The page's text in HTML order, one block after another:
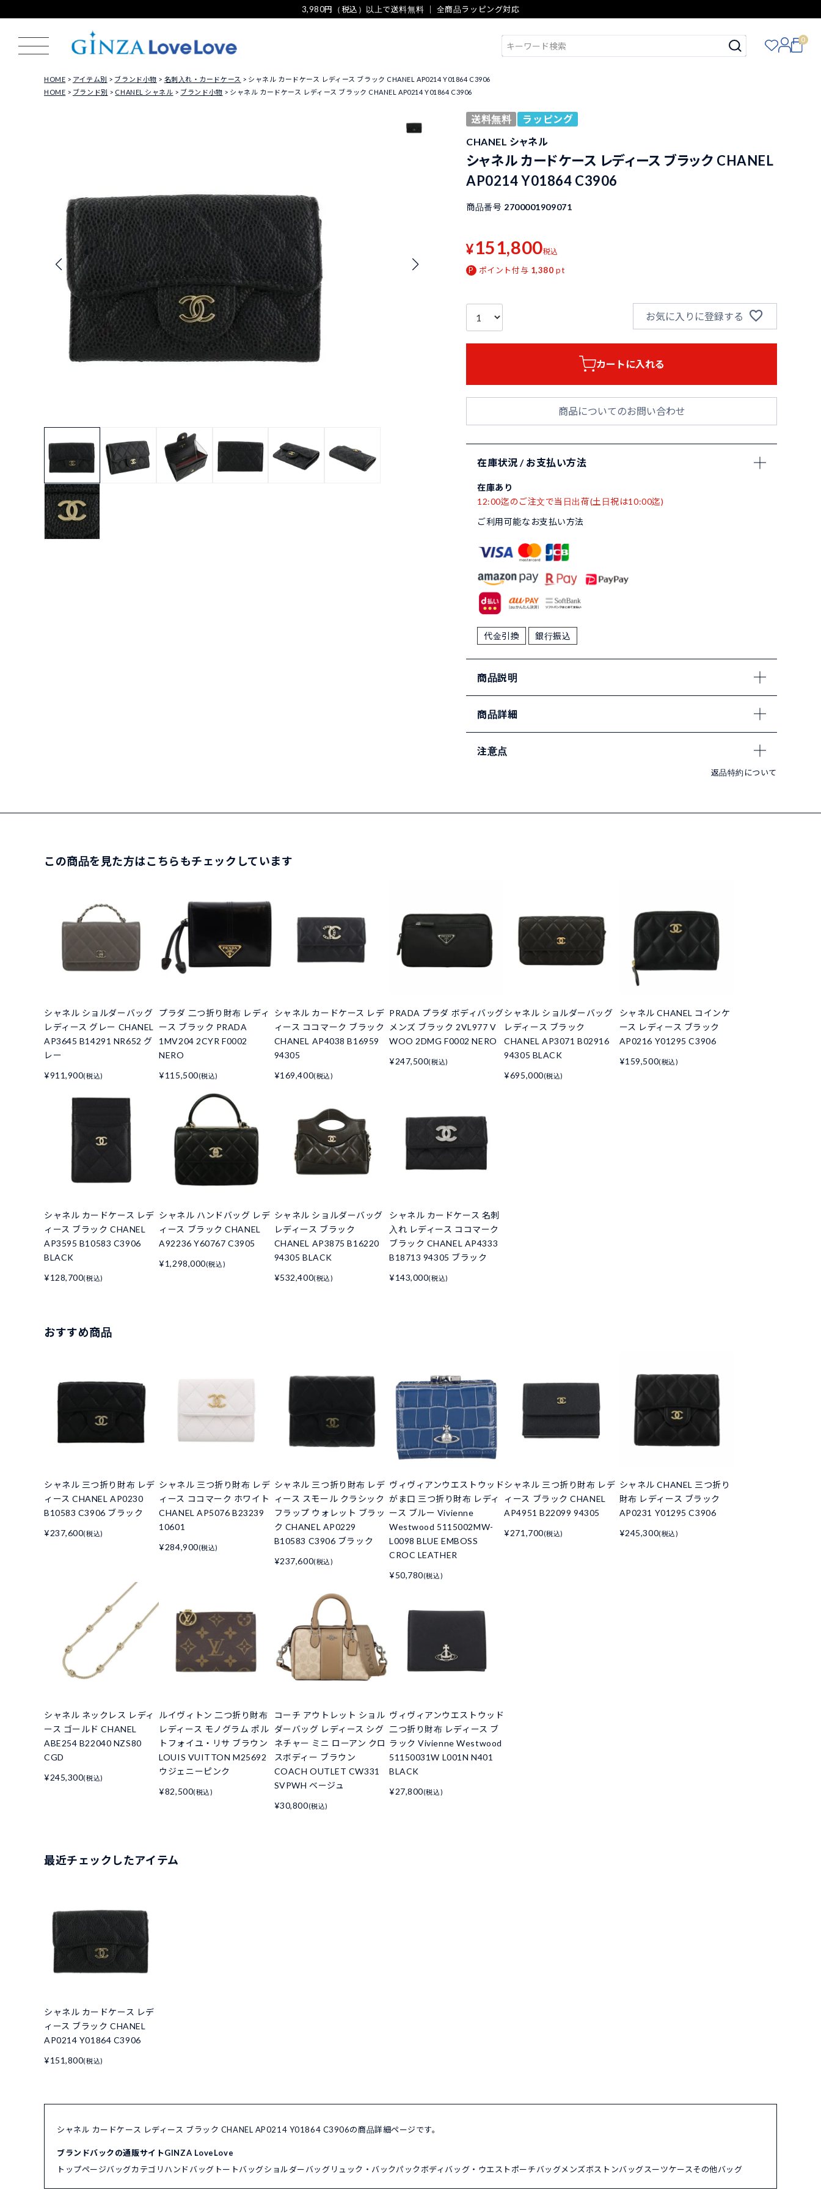
3,980円（税込）以上で送料無料 ｜ 全商品ラッピング対応
0
HOME アイテム別 ブランド小物 名刺入れ・カードケース
シャネル カードケース レディース ブラック CHANEL AP0214 Y01864 C3906
HOME
ブランド別 CHANEL シャネル ブランド小物 シャネル カードケース レディース ブラック CHANEL AP0214 Y01864 C3906
送料無料
ラッピング
CHANEL シャネル
シャネル カードケース レディース ブラック CHANEL
AP0214 Y01864 C3906
商品番号 2700001909071
¥151,800税込
ポイント付与 1,380 pt
お気に入りに登録する
カートに入れる
商品についてのお問い合わせ
在庫状況 / お支払い方法
在庫あり
12:00迄のご注文で当日出荷(土日祝は10:00迄)
ご利用可能なお支払い方法
代金引換 銀行振込
商品説明
商品詳細
注意点
返品特約について
この商品を見た方はこちらもチェックしています
シャネル ショルダーバッグ
レディース グレー CHANEL
AP3645 B14291 NR652 グ
レー
¥911,900(税込)
プラダ 二つ折り財布 レディ
ース ブラック PRADA
1MV204 2CYR F0002
NERO
¥115,500(税込)
シャネル カードケース レデ
ィース ココマーク ブラック
CHANEL AP4038 B16959
94305
¥169,400(税込)
PRADA プラダ ボディバッグ
メンズ ブラック 2VL977 V
WOO 2DMG F0002 NERO
¥247,500(税込)
シャネル ショルダーバッグ
レディース ブラック
CHANEL AP3071 B02916
94305 BLACK
¥695,000(税込)
シャネル CHANEL コインケ
ース レディース ブラック
AP0216 Y01295 C3906
¥159,500(税込)
シャネル カードケース レデ
ィース ブラック CHANEL
AP3595 B10583 C3906
BLACK
¥128,700(税込)
シャネル ハンドバッグ レデ
ィース ブラック CHANEL
A92236 Y60767 C3905
¥1,298,000(税込)
シャネル ショルダーバッグ
レディース ブラック
CHANEL AP3875 B16220
94305 BLACK
¥532,400(税込)
シャネル カードケース 名刺
入れ レディース ココマーク
ブラック CHANEL AP4333
B18713 94305 ブラック
¥143,000(税込)
おすすめ商品
シャネル 三つ折り財布 レデ
ィース CHANEL AP0230
B10583 C3906 ブラック
¥237,600(税込)
シャネル 三つ折り財布 レデ
ィース ココマーク ホワイト
CHANEL AP5076 B23239
10601
¥284,900(税込)
シャネル 三つ折り財布 レデ
ィース スモール クラシック
フラップ ウォレット ブラッ
ク CHANEL AP0229
B10583 C3906 ブラック
¥237,600(税込)
ヴィヴィアンウエストウッド
がま口 三つ折り財布 レディ
ース ブルー Vivienne
Westwood 5115002MW-
L0098 BLUE EMBOSS
CROC LEATHER
¥50,780(税込)
シャネル 三つ折り財布 レデ
ィース ブラック CHANEL
AP4951 B22099 94305
¥271,700(税込)
シャネル CHANEL 三つ折り
財布 レディース ブラック
AP0231 Y01295 C3906
¥245,300(税込)
シャネル ネックレス レディ
ース ゴールド CHANEL
ABE254 B22040 NZS80
CGD
¥245,300(税込)
ルイヴィトン 二つ折り財布
レディース モノグラム ポル
トフォイユ・リサ ブラウン
LOUIS VUITTON M25692
ウジェニーピンク
¥82,500(税込)
コーチ アウトレット ショル
ダーバッグ レディース シグ
ネチャー ミニ ローアン クロ
スボディー ブラウン
COACH OUTLET CW331
SVPWH ベージュ
¥30,800(税込)
ヴィヴィアンウエストウッド
二つ折り財布 レディース ブ
ラック Vivienne Westwood
51150031W L001N N401
BLACK
¥27,800(税込)
最近チェックしたアイテム
シャネル カードケース レデ
ィース ブラック CHANEL
AP0214 Y01864 C3906
¥151,800(税込)
シャネル カードケース レディース ブラック CHANEL AP0214 Y01864 C3906の商品詳細ページです。
ブランドバックの通販サイトGINZA LoveLove
トップページバッグカテゴリ ハンドバッグ トートバッグショルダーバッグリュック・バックパックボディバッグ・ウエストポーチバッグメンズボストンバッグスーツケースその他バッグ